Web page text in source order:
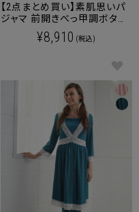
【2点まとめ買い】素肌思いパ
ジャマ 前開きべっ甲調ボタン
マタニティパジャマ 産前産後
兼用【送料無料】
¥8,910 (税込)